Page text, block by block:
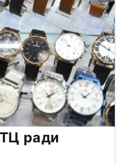
ради